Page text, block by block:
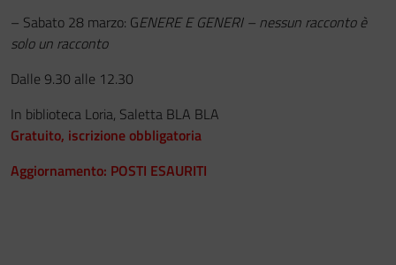
– Sabato 28 marzo: GENERE E GENERI – nessun racconto è
solo un racconto
Dalle 9.30 alle 12.30
In biblioteca Loria, Saletta BLA BLA
Gratuito, iscrizione obbligatoria
Aggiornamento: POSTI ESAURITI